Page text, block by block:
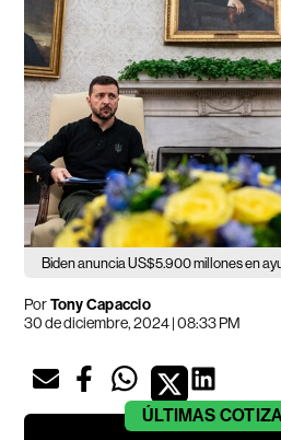
Biden anuncia US$5.900 millones en
PorTony Capaccio
30 de diciembre, 2024 | 08:33 PM
ÚLTIMAS